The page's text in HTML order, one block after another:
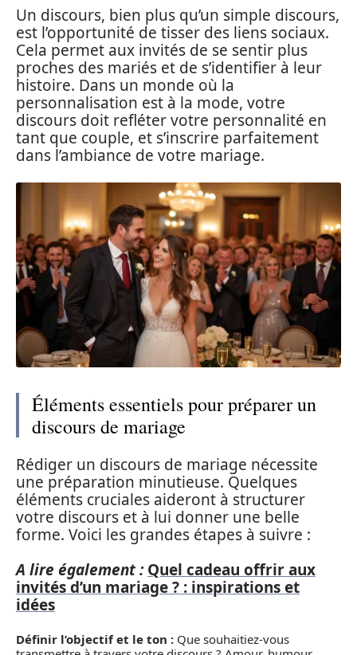
Un discours, bien plus qu’un simple discours,
est l’opportunité de tisser des liens sociaux.
Cela permet aux invités de se sentir plus
proches des mariés et de s’identifier à leur
histoire. Dans un monde où la
personnalisation est à la mode, votre
discours doit refléter votre personnalité en
tant que couple, et s’inscrire parfaitement
dans l’ambiance de votre mariage.
Éléments essentiels pour préparer un
discours de mariage
Rédiger un discours de mariage nécessite
une préparation minutieuse. Quelques
éléments cruciales aideront à structurer
votre discours et à lui donner une belle
forme. Voici les grandes étapes à suivre :
A lire également : Quel cadeau offrir aux
invités d’un mariage ? : inspirations et
idées
Définir l’objectif et le ton : Que souhaitiez-vous